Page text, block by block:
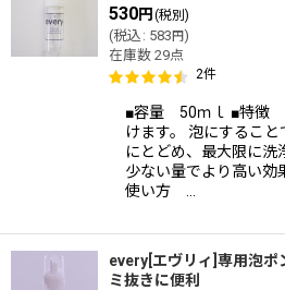
530円 (税別)
(税込 : 583 円)
在庫数 29点
2件
■容量 50ｍｌ ■特徴
けます。 泡にするこ
にとどめ、最大限に洗
少ない量でより高い効
使い方 …
every[エヴリィ]専用泡ポ
ミ抜きに便利